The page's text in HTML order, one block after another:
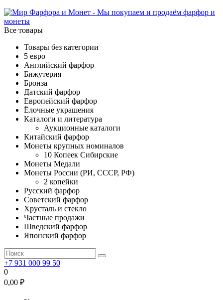
Все товары
Товары без категории
5 евро
Английский фарфор
Бижутерия
Бронза
Датский фарфор
Европейский фарфор
Ёлочные украшения
Каталоги и литература
Аукционные каталоги
Китайский фарфор
Монеты крупных номиналов
10 Копеек Сибирские
Монеты Медали
Монеты России (РИ, СССР, РФ)
2 копейки
Русский фарфор
Советский фарфор
Хрусталь и стекло
Частные продажи
Шведский фарфор
Японский фарфор
+7 931 000 99 50
0
0,00 ₽